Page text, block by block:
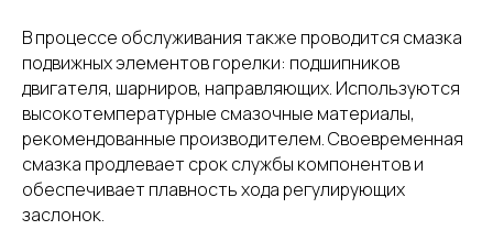
В процессе обслуживания также проводится смазка
подвижных элементов горелки: подшипников
двигателя, шарниров, направляющих. Используются
высокотемпературные смазочные материалы,
рекомендованные производителем. Своевременная
смазка продлевает срок службы компонентов и
обеспечивает плавность хода регулирующих
заслонок.